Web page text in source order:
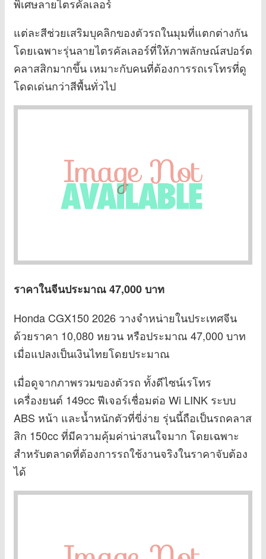
พิเศษลายไตรคัลเลอร์
แต่ละสีช่วยเสริมบุคลิกของตัวรถในมุมที่แตกต่างกัน
โดยเฉพาะรุ่นลายไตรคัลเลอร์ที่ให้ภาพลักษณ์สปอร์ต
คลาสสิกมากขึ้น เหมาะกับคนที่ต้องการรถเรโทรที่ดู
โดดเด่นกว่าสีพื้นทั่วไป
ราคาในจีนประมาณ 47,000 บาท
Honda CGX150 2026 วางจำหน่ายในประเทศจีน
ด้วยราคา 10,080 หยวน หรือประมาณ 47,000 บาท
เมื่อแปลงเป็นเงินไทยโดยประมาณ
เมื่อดูจากภาพรวมของตัวรถ ทั้งดีไซน์เรโทร
เครื่องยนต์ 149cc ฟีเจอร์เชื่อมต่อ Wi LINK ระบบ
ABS หน้า และน้ำหนักตัวที่ขี่ง่าย รุ่นนี้ถือเป็นรถคลาส
สิก 150cc ที่มีความคุ้มค่าน่าสนใจมาก โดยเฉพาะ
สำหรับตลาดที่ต้องการรถใช้งานจริงในราคาจับต้อง
ได้